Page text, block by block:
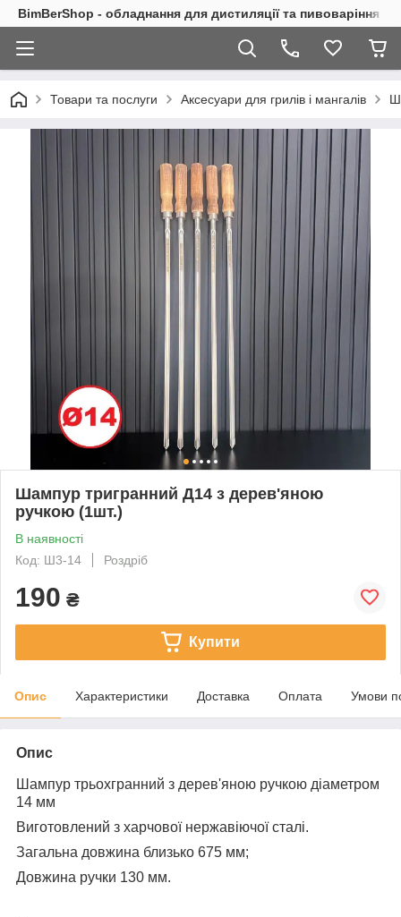
BimBerShop - обладнання для дистиляції та пивоваріння
Товари та послуги Аксесуари для грилів і мангалів
Шампур тригранний Д14 з дерев'яною
ручкою (1шт.)
В наявності
Код: Ш3-14
Роздріб
190 ₴
Купити
Опис Характеристики Доставка Оплата Умови
Опис
Шампур трьохгранний з дерев'яною ручкою діаметром
14 мм
Виготовлений з харчової нержавіючої сталі.
Загальна довжина близько 675 мм;
Довжина ручки 130 мм.